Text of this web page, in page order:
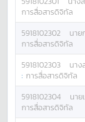
การสื่อสารดิจิทัล
5918102302 นาย
การสื่อสารดิจิทัล
5918102303 นาง
: การสื่อสารดิจิทัล
5918102304 นาย
การสื่อสารดิจิทัล